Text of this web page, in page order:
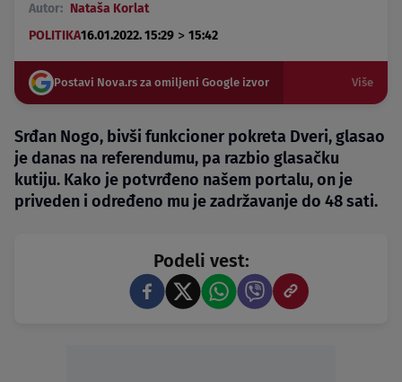
Autor: Nataša Korlat
POLITIKA16.01.2022. 15:29 > 15:42
Postavi Nova.rs za omiljeni Google izvor Više
Srđan Nogo, bivši funkcioner pokreta Dveri, glasao
je danas na referendumu, pa razbio glasačku
kutiju. Kako je potvrđeno našem portalu, on je
priveden i određeno mu je zadržavanje do 48 sati.
Podeli vest: